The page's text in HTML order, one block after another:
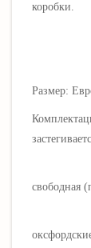
коробки.
Размер:
свободная